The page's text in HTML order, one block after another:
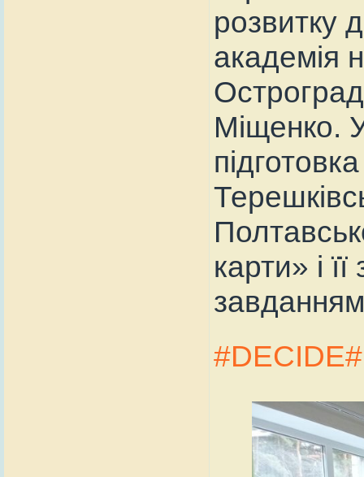
розвитку
академія
Міщенко.
карти» і
#DECIDE